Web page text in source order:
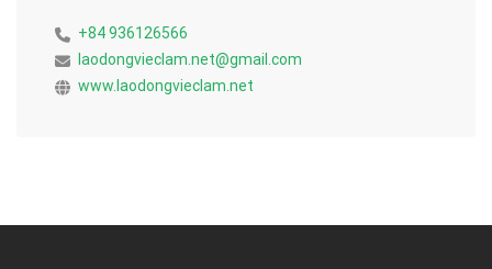
+84 936126566
laodongvieclam.net@gmail.com
www.laodongvieclam.net